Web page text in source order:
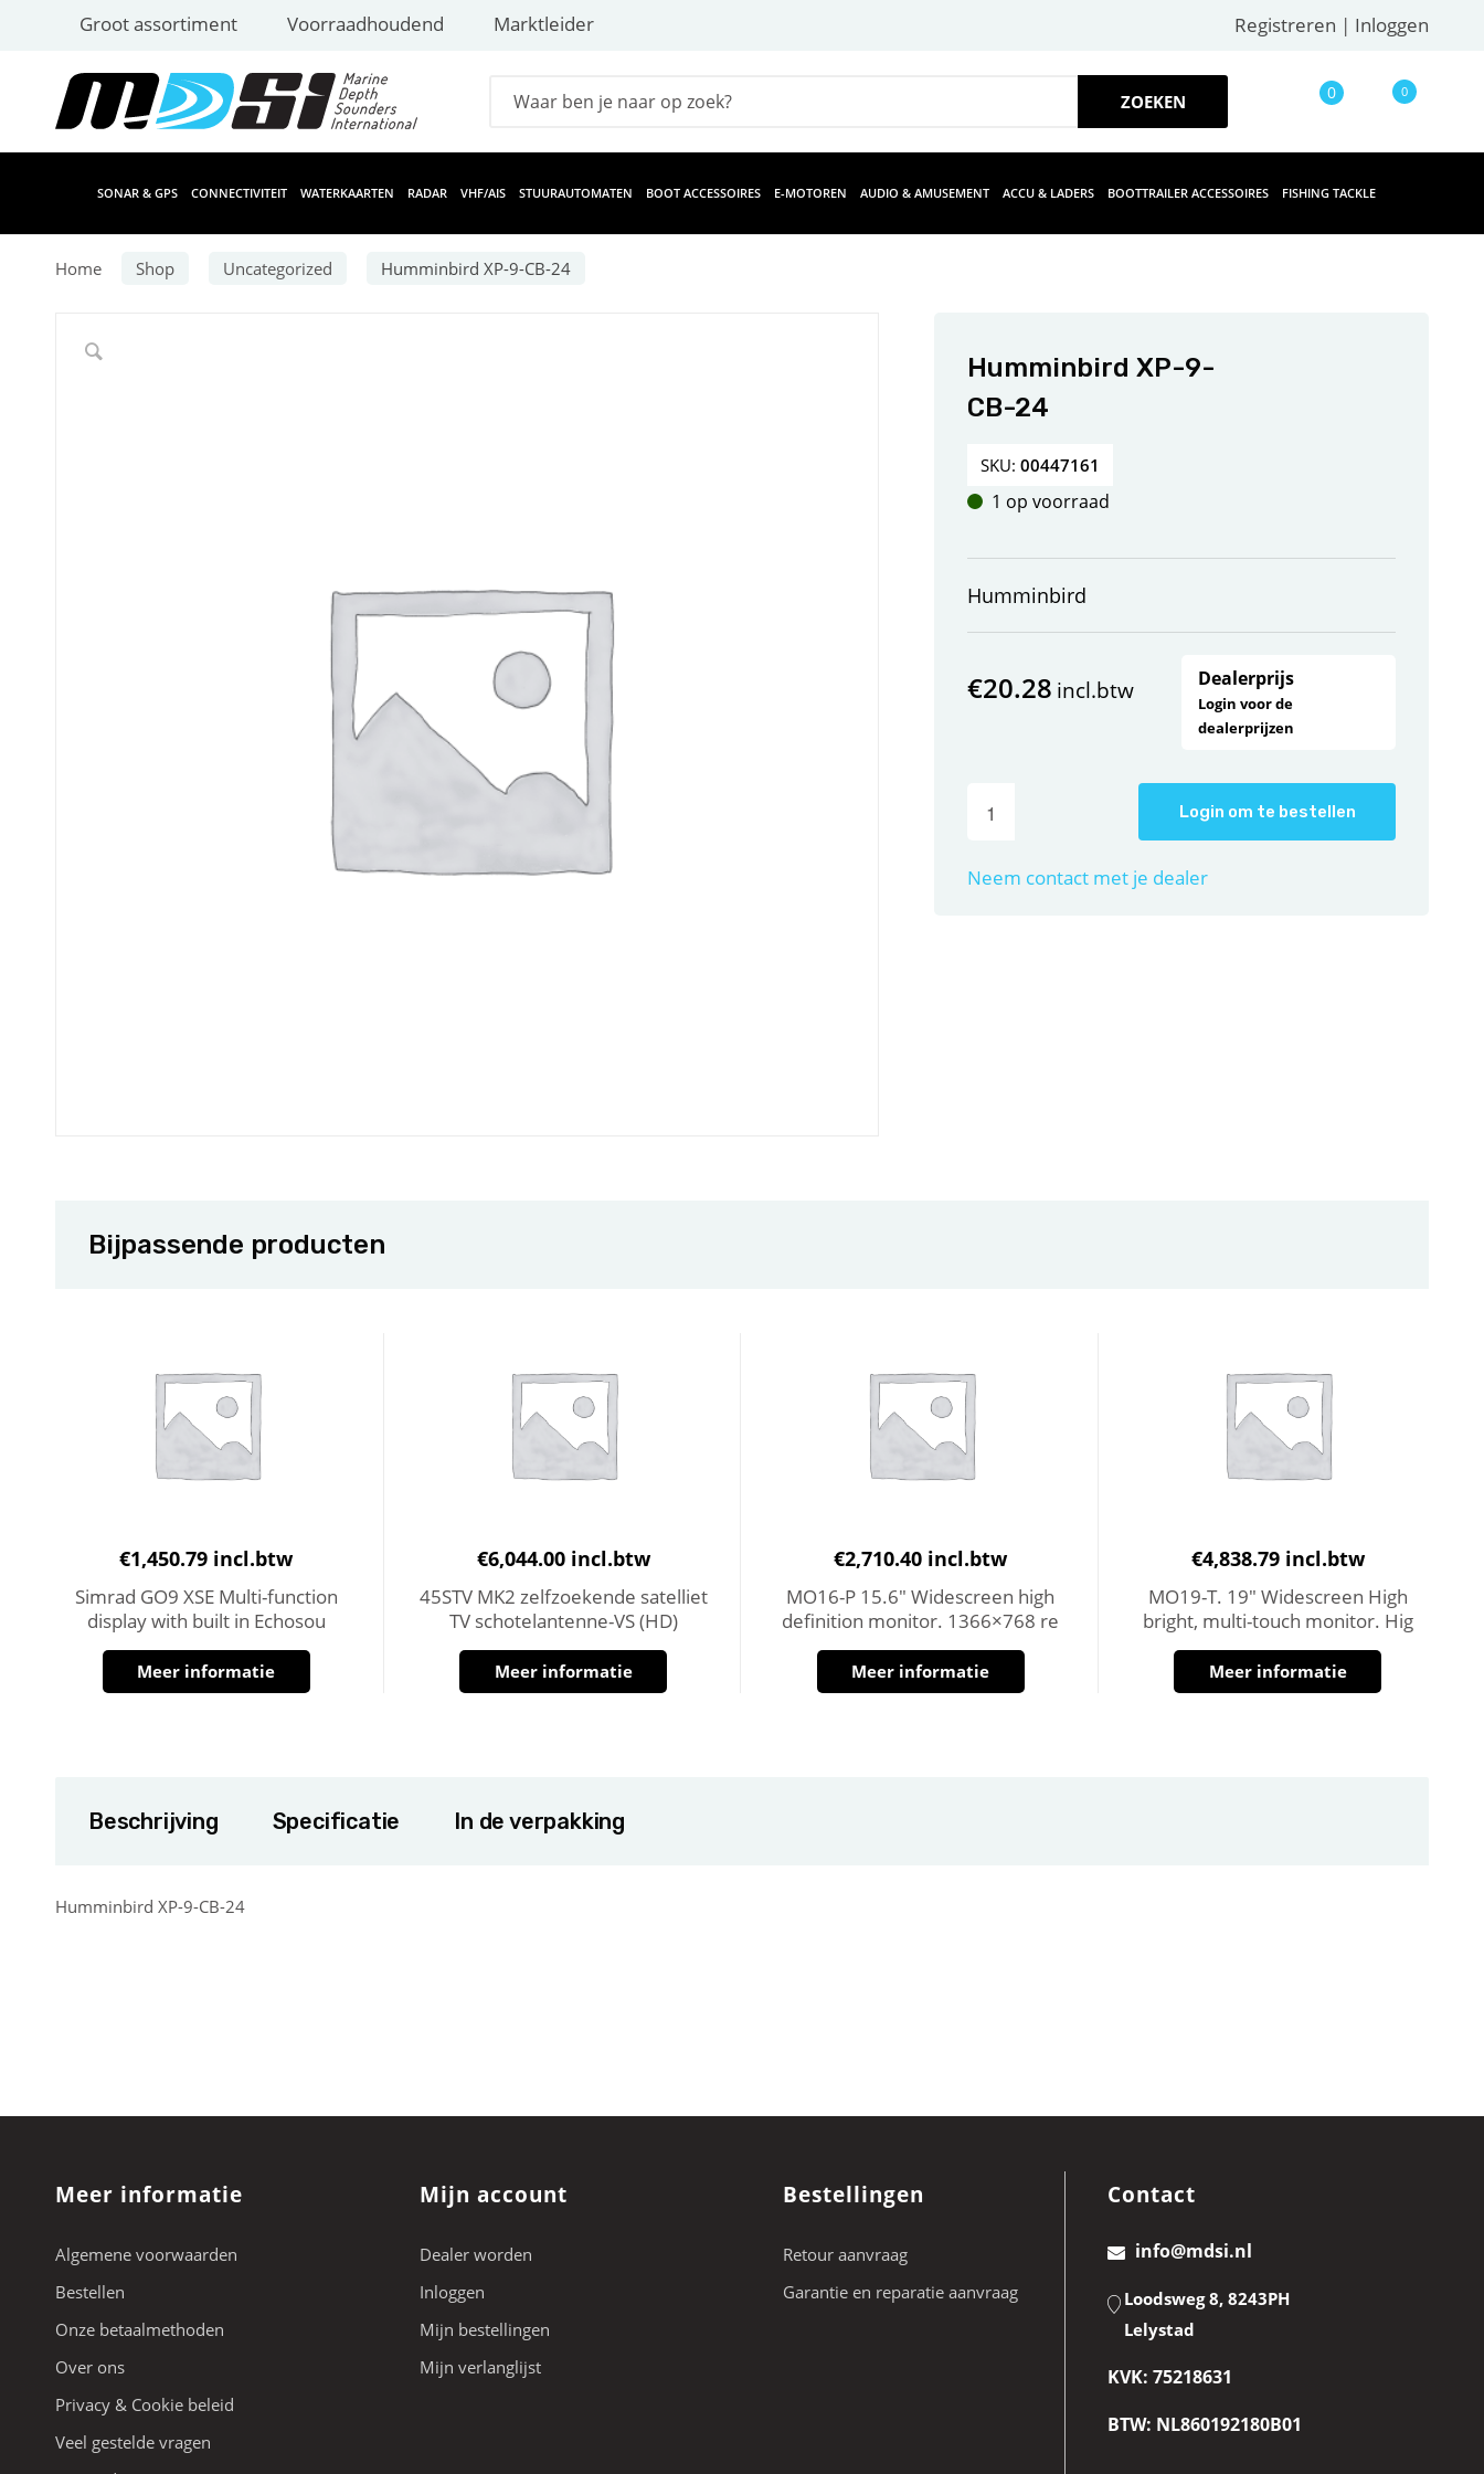
Groot assortiment Voorraadhoudend Marktleider Registreren | Inloggen
0 0
SONAR & GPS CONNECTIVITEIT WATERKAARTEN RADAR VHF/AIS STUURAUTOMATEN BOOT ACCESSOIRES E-MOTOREN AUDIO & AMUSEMENT ACCU & LADERS BOOTTRAILER ACCESSOIRES FISHING TACKLE
Home Shop Uncategorized Humminbird XP-9-CB-24
Humminbird XP-9-
CB-24
SKU:00447161
1 op voorraad
Humminbird
€20.28 incl.btw Dealerprijs
Login voor de
dealerprijzen
Login om te bestellen
Neem contact met je dealer
Bijpassende producten
€1,450.79 incl.btw
Simrad GO9 XSE Multi-function
display with built in Echosou
Meer informatie
€6,044.00 incl.btw
45STV MK2 zelfzoekende satelliet
TV schotelantenne-VS (HD)
Meer informatie
€2,710.40 incl.btw
MO16-P 15.6″ Widescreen high
definition monitor. 1366×768 re
Meer informatie
€4,838.79 incl.btw
MO19-T. 19″ Widescreen High
bright, multi-touch monitor. Hig
Meer informatie
Beschrijving Specificatie In de verpakking
Humminbird XP-9-CB-24
Meer informatie
Algemene voorwaarden
Bestellen
Onze betaalmethoden
Over ons
Privacy & Cookie beleid
Veel gestelde vragen
Mijn account
Dealer worden
Inloggen
Mijn bestellingen
Mijn verlanglijst
Bestellingen
Retour aanvraag
Garantie en reparatie aanvraag
Contact
info@mdsi.nl
Loodsweg 8, 8243PH
Lelystad
KVK: 75218631
BTW: NL860192180B01